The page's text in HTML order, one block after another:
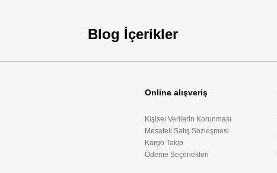
Blog İçerikler
silah özellikleri ve taşıma kuralları bu rehberde.
17:57:28
Online alışveriş
Kişisel Verilerin Korunması
Mesafeli Satış Sözleşmesi
Kargo Takip
Ödeme Seçenekleri